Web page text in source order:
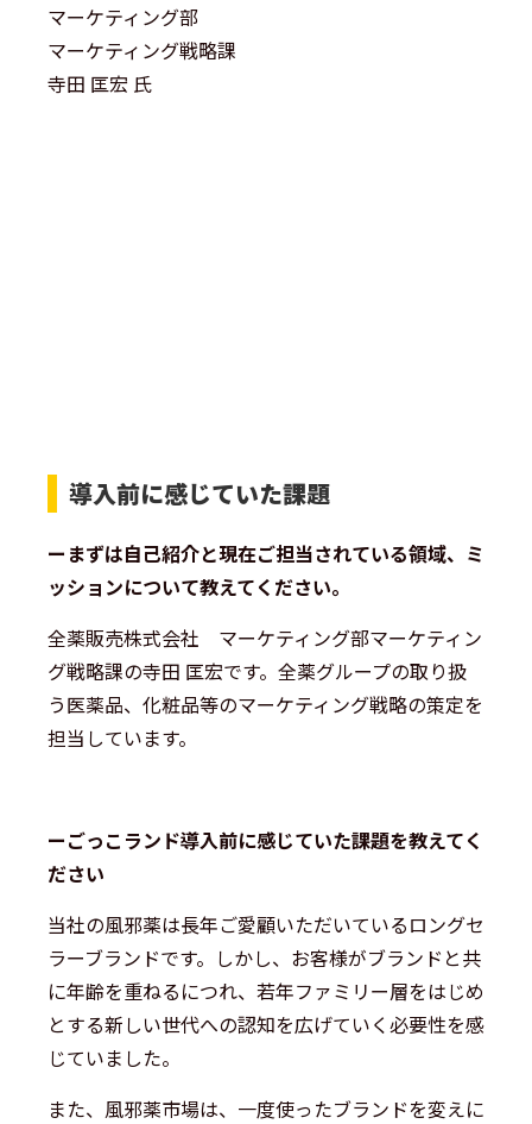
マーケティング部
マーケティング戦略課
寺田 匡宏 氏
導入前に感じていた課題
ーまずは自己紹介と現在ご担当されている領域、ミ
ッションについて教えてください。
全薬販売株式会社 マーケティング部マーケティン
グ戦略課の寺田 匡宏です。全薬グループの取り扱
う医薬品、化粧品等のマーケティング戦略の策定を
担当しています。
ーごっこランド導入前に感じていた課題を教えてく
ださい
当社の風邪薬は長年ご愛顧いただいているロングセ
ラーブランドです。しかし、お客様がブランドと共
に年齢を重ねるにつれ、若年ファミリー層をはじめ
とする新しい世代への認知を広げていく必要性を感
じていました。
また、風邪薬市場は、一度使ったブランドを変えに